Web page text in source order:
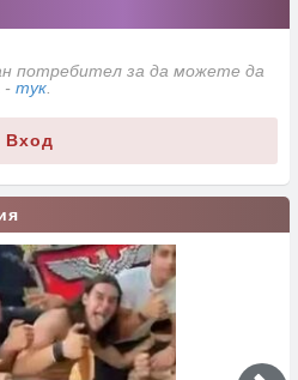
потребител за да можете да
- тук.
Вход